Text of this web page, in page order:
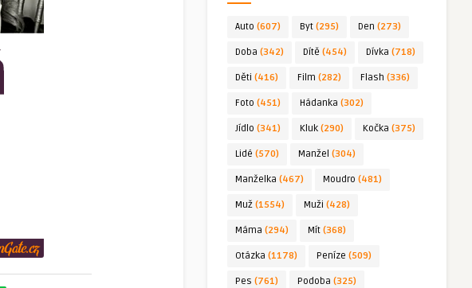
Auto (607) Byt (295) Den (273)
Doba (342) Dítě (454) Dívka (718)
Děti (416) Film (282) Flash (336)
Foto (451) Hádanka (302)
Jídlo (341) Kluk (290) Kočka (375)
Lidé (570) Manžel (304)
Manželka (467) Moudro (481)
Muž (1554) Muži (428)
Máma (294) Mít (368)
Otázka (1178) Peníze (509)
Pes (761) Podoba (325)